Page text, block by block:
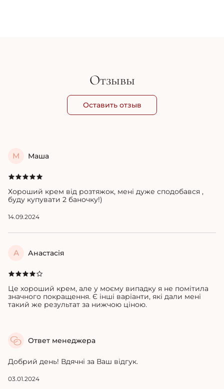
Отзывы
Оставить отзыв
М Маша
Хороший крем від розтяжок, мені дуже сподобався ,
буду купувати 2 баночку!)
14.09.2024
А Анастасія
Це хороший крем, але у моєму випадку я не помітила
значного покращення. Є інші варіанти, які дали мені
такий же результат за нижчою ціною.
Ответ менеджера
Добрий день! Вдячні за Ваш відгук.
03.01.2024